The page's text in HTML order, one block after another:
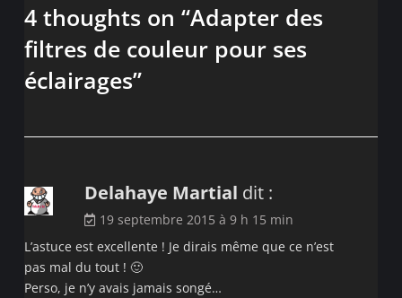
4 thoughts on “Adapter des
filtres de couleur pour ses
éclairages”
Delahaye Martial dit :
19 septembre 2015 à 9 h 15 min
L’astuce est excellente ! Je dirais même que ce n’est
pas mal du tout ! 🙂
Perso, je n’y avais jamais songé…